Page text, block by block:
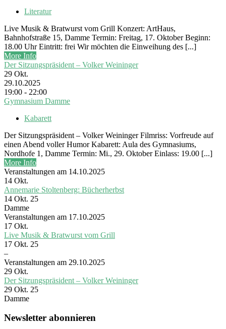
Literatur
Live Musik & Bratwurst vom Grill Konzert: ArtHaus,
Bahnhofstraße 15, Damme Termin: Freitag, 17. Oktober Beginn:
18.00 Uhr Eintritt: frei Wir möchten die Einweihung des [...]
More Info
Der Sitzungspräsident – Volker Weininger
29 Okt.
29.10.2025
19:00 - 22:00
Gymnasium Damme
Kabarett
Der Sitzungspräsident – Volker Weininger Filmriss: Vorfreude auf
einen Abend voller Humor Kabarett: Aula des Gymnasiums,
Nordhofe 1, Damme Termin: Mi., 29. Oktober Einlass: 19.00 [...]
More Info
Veranstaltungen am 14.10.2025
14 Okt.
Annemarie Stoltenberg: Bücherherbst
14 Okt. 25
Damme
Veranstaltungen am 17.10.2025
17 Okt.
Live Musik & Bratwurst vom Grill
17 Okt. 25
–
Veranstaltungen am 29.10.2025
29 Okt.
Der Sitzungspräsident – Volker Weininger
29 Okt. 25
Damme
Newsletter abonnieren